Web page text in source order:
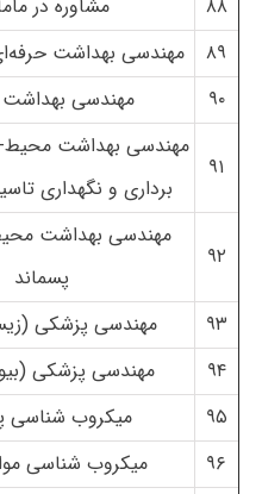
۸۸ مشاوره در
۸۹
مهندسی بهداشت
۹۰
مهندسی
۹۱
مهندسی بهداشت محیط-
برداری و نگهداری
۹۲
مهندسی بهداشت
پسماند
۹۳ مهندسی پزشکی
۹۴
مهندسی پزشکی
۹۵
میکروب شناسی
۹۶
میکروب شناسی